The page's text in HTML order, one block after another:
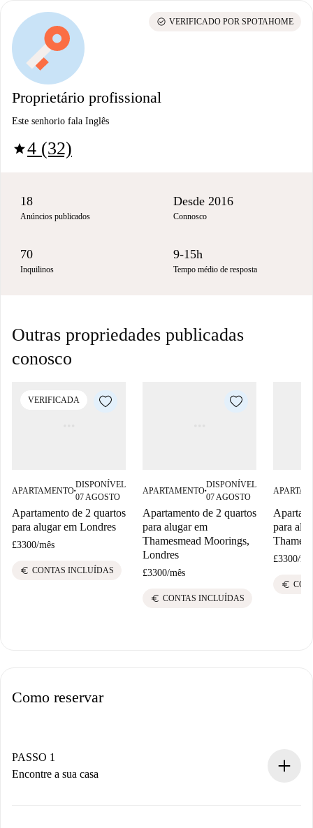
Proprietário profissional
Este senhorio fala Inglês
star4 (32)
check_circle VERIFICADO POR SPOTAHOME
18
Anúncios publicados
Desde 2016
Connosco
70
Inquilinos
9-15h
Tempo médio de resposta
Outras propriedades publicadas
conosco
VERIFICADA
APARTAMENTO■
DISPONÍVEL
07 AGOSTO
Apartamento de 2 quartos
para alugar em Londres
£3300/mês
euro CONTAS INCLUÍDAS
APARTAMENTO■
DISPONÍVEL
07 AGOSTO
Apartamento de 2 quartos
para alugar em
Thamesmead Moorings,
Londres
£3300/mês
euro CONTAS INCLUÍDAS
para
£3300/
euro
Como reservar
PASSO 1
Encontre a sua casa